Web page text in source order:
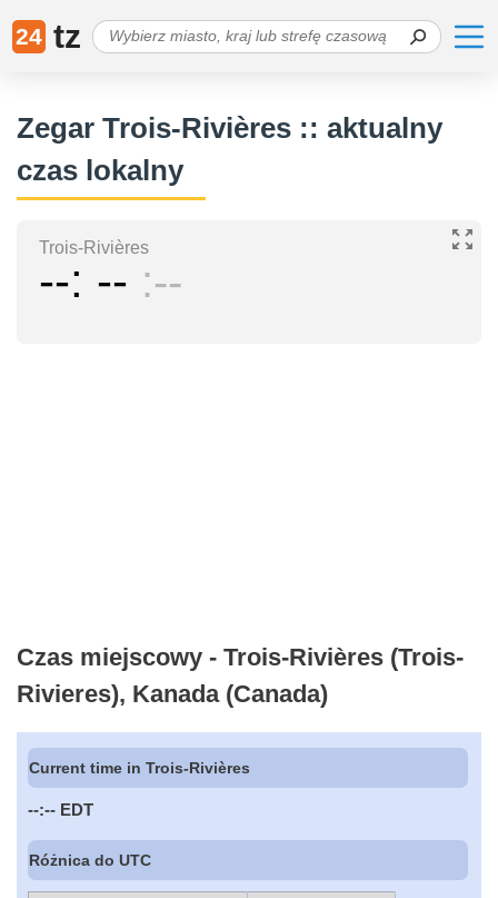
24 tz
Zegar Trois-Rivières :: aktualny
czas lokalny
Trois-Rivières
-- -- --
Czas miejscowy - Trois-Rivières (Trois-
Rivieres), Kanada (Canada)
Current time in Trois-Rivières
--:-- EDT
Różnica do UTC